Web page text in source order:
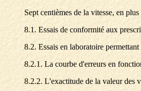
Sept centièmes de la vitesse, en
8.1. Essais de conformité aux
8.2. Essais en laboratoire
8.2.1. La courbe d'erreurs en
8.2.2. L'exactitude de la valeur des